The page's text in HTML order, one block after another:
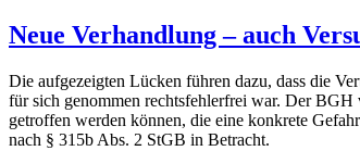
Neue Verhandlung – auch
Die aufgezeigten Lücken führen dazu, dass die
für sich genommen rechtsfehlerfrei war. Der BGH
getroffen werden können, die eine konkrete
nach § 315b Abs. 2 StGB in Betracht.